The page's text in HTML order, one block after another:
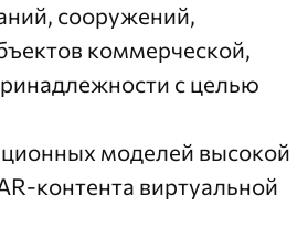
сооружений,
коммерческой,
с целью
моделей высокой
контента виртуальной